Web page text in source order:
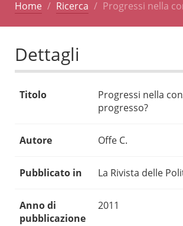
Home Ricerca Progressi nella
Dettagli
Titolo
Progressi nella
progresso?
Autore Offe C.
Pubblicato in La Rivista delle
Anno di
pubblicazione
2011